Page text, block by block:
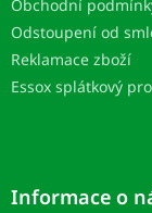
Obchodní
Odstoupení od
Reklamace zboží
Essox splátkový
Informace o